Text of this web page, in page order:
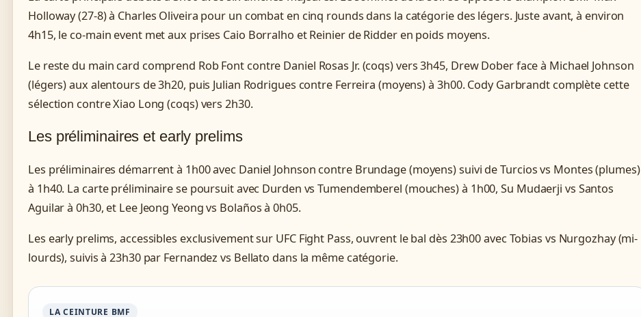
Holloway (27-8) à Charles Oliveira pour un combat en cinq rounds dans la catégorie des légers. Juste avant, à environ
4h15, le co-main event met aux prises Caio Borralho et Reinier de Ridder en poids moyens.
Le reste du main card comprend Rob Font contre Daniel Rosas Jr. (coqs) vers 3h45, Drew Dober face à Michael Johnson
(légers) aux alentours de 3h20, puis Julian Rodrigues contre Ferreira (moyens) à 3h00. Cody Garbrandt complète cette
sélection contre Xiao Long (coqs) vers 2h30.
Les préliminaires et early prelims
Les préliminaires démarrent à 1h00 avec Daniel Johnson contre Brundage (moyens) suivi de Turcios vs Montes (plumes)
à 1h40. La carte préliminaire se poursuit avec Durden vs Tumendemberel (mouches) à 1h00, Su Mudaerji vs Santos
Aguilar à 0h30, et Lee Jeong Yeong vs Bolaños à 0h05.
Les early prelims, accessibles exclusivement sur UFC Fight Pass, ouvrent le bal dès 23h00 avec Tobias vs Nurgozhay (mi-
lourds), suivis à 23h30 par Fernandez vs Bellato dans la même catégorie.
LA CEINTURE BMF